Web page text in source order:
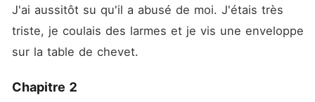
J'ai aussitôt su qu'il a abusé de moi. J'étais très
triste, je coulais des larmes et je vis une enveloppe
sur la table de chevet.
Chapitre 2